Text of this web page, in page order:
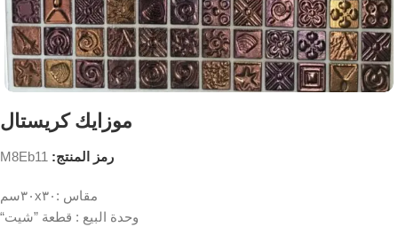
موزايك كريستال
رمز المنتج: M8Eb11
مقاس :٣٠x٣٠سم
وحدة البيع : قطعة ”شيت“